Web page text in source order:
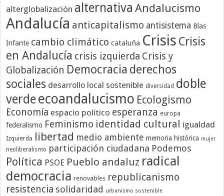
alterglobalización alternativa Andalucismo
Andalucía anticapitalismo antisistema Blas
Infante cambio climático cataluña Crisis Crisis
en Andalucía crisis izquierda Crisis y
Globalización Democracia derechos
sociales desarrollo local sostenible diversidad doble
verdeecoandalucismo Ecologismo
Economía espacio político esperanza europa
federalismo Feminismo identidad cultural igualdad
Izquierda libertad medio ambiente memoria histórica mujer
neoliberalismo participación ciudadana Podemos
Política PSOE Pueblo andaluz radical
democracia renovables republicanismo
resistencia solidaridad urbanismo sostenible